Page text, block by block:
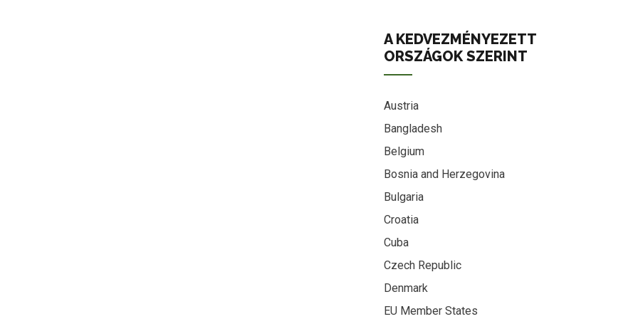
A KEDVEZMÉNYEZETT
ORSZÁGOK SZERINT
Austria
Bangladesh
Belgium
Bosnia and Herzegovina
Bulgaria
Croatia
Cuba
Czech Republic
Denmark
EU Member States